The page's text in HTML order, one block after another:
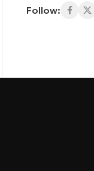
Follow: